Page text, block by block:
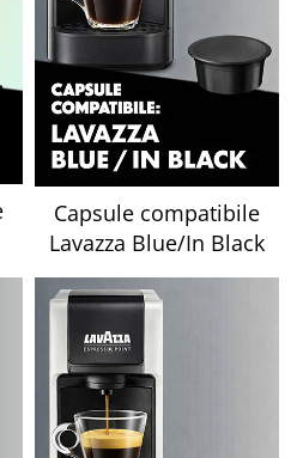
Capsule compatibile
Lavazza Blue/In Black